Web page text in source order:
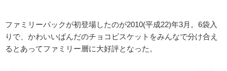
ファミリーパックが初登場したのが2010(平成22)年3月。6袋入
りで、かわいいぱんだのチョコビスケットをみんなで分け合え
るとあってファミリー層に大好評となった。